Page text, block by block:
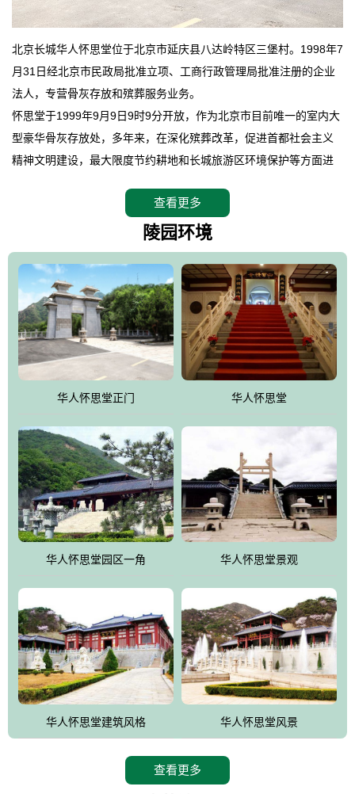
北京长城华人怀思堂位于北京市延庆县八达岭特区三堡村。1998年7
月31日经北京市民政局批准立项、工商行政管理局批准注册的企业
法人，专营骨灰存放和殡葬服务业务。
怀思堂于1999年9月9日9时9分开放，作为北京市目前唯一的室内大
型豪华骨灰存放处，多年来，在深化殡葬改革，促进首都社会主义
精神文明建设，最大限度节约耕地和长城旅游区环境保护等方面进
怀思堂辖区面积15万平方米，整体建筑面积5．8万平方米。主体建
筑有：怀思堂豪华墓室、礼祭大厅、随缘阁、百家姓觅宗长廊等。
仲、无字碑、香灯等。典型的仿秦、汉建筑风格。蓝色的琉璃瓦屋
顶，朱砂红的门、窗、柱、墙，汉白玉雕刻的雄狮、华表，花岗岩
铺成的路面和台阶，洒落其间的花卉、松柏与万里长城浑然一体、
气势宏伟、古朴端庄、别具一格。怀思堂大殿入口两侧是用蜡染技
术描绘的抽象派创意绘画，大环境中的长城文化与炎黄始祖，小环
境的绘画中的河流、山川、彩云、明月，意喻着往生者与长城同
伴，与祖宗同眠，他（她）们的思想与品德与山河同在，与日月同
辉。
怀思堂作为豪华室内骨灰存放处，将干支纪年、五行相生相克、天
人合一、太极八卦、生辰八字及生肖等有机结合到历史文化中。一
厅七千个福位分十二小区，按十二地支命名。客户选位，可依据生
肖、八字、时辰亦可参考地理方位、职业、兴趣爱好等等。堂中是
地宫陵寝式的，入口楹联选材于著名田园诗人陶渊明"亲戚或余悲，
他人亦已歌，死后何所道，托体同山阿"中的后两句。反应了回归大
雀，后玄武"的四大吉祥物铜雕挂件。
查看更多
陵园环境
华人怀思堂正门 华人怀思堂
华人怀思堂园区一角 华人怀思堂景观
华人怀思堂建筑风格 华人怀思堂风景
查看更多